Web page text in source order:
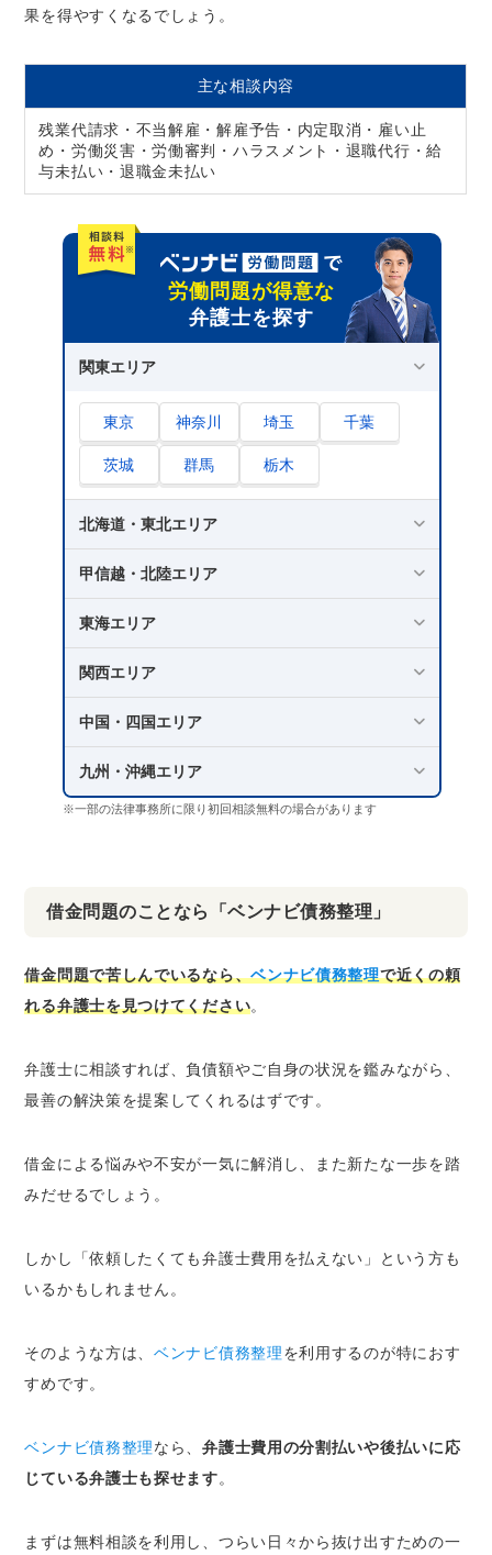
果を得やすくなるでしょう。
主な相談内容
残業代請求・不当解雇・解雇予告・内定取消・雇い止
め・労働災害・労働審判・ハラスメント・退職代行・給
与未払い・退職金未払い
労働問題が得意な
弁護士を探す
関東エリア
東京 神奈川 埼玉 千葉
茨城 群馬 栃木
北海道・東北エリア
甲信越・北陸エリア
東海エリア
関西エリア
中国・四国エリア
九州・沖縄エリア
※一部の法律事務所に限り初回相談無料の場合があります
借金問題のことなら「ベンナビ債務整理」
借金問題で苦しんでいるなら、ベンナビ債務整理で近くの頼
れる弁護士を見つけてください。
弁護士に相談すれば、負債額やご自身の状況を鑑みながら、
最善の解決策を提案してくれるはずです。
借金による悩みや不安が一気に解消し、また新たな一歩を踏
みだせるでしょう。
しかし「依頼したくても弁護士費用を払えない」という方も
いるかもしれません。
そのような方は、ベンナビ債務整理を利用するのが特におす
すめです。
ベンナビ債務整理なら、弁護士費用の分割払いや後払いに応
じている弁護士も探せます。
まずは無料相談を利用し、つらい日々から抜け出すための一